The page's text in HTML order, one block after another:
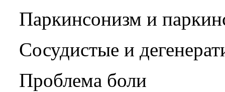
Паркинсонизм и
Сосудистые и
Проблема боли